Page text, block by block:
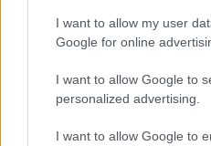
I want to allow my user
Google for online
I want to allow Google to
personalized advertising.
I want to allow Google to
Η χρηματιστηριακή
η αξία των
επηρεαστεί ιδιαίτερα